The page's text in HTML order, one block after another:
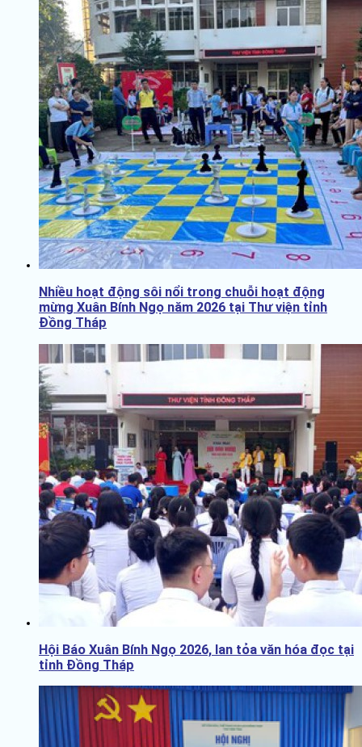
Nhiều hoạt động sôi nổi trong chuỗi hoạt động
mừng Xuân Bính Ngọ năm 2026 tại Thư viện tỉnh
Đồng Tháp
Hội Báo Xuân Bính Ngọ 2026, lan tỏa văn hóa đọc tại
tỉnh Đồng Tháp